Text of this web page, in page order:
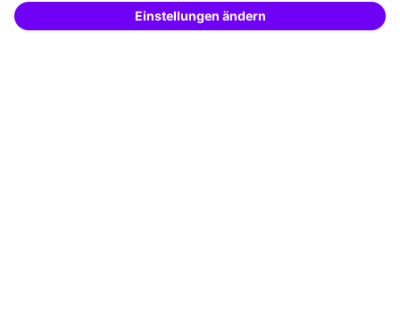
Soziale Verantwortung
– schnell und treffsicher.